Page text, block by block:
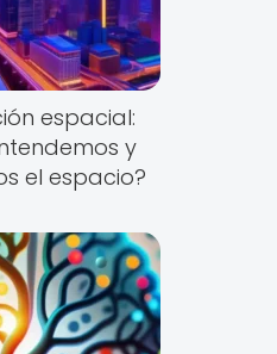
espacial:
y
el espacio?